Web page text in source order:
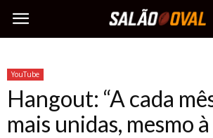
YouTube
Hangout: “A cada
mais unidas, mesmo